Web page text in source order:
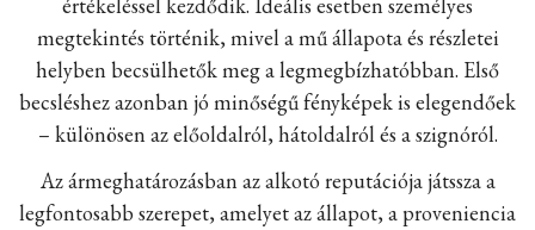
megtekintés történik, mivel a mű állapota és részletei
helyben becsülhetők meg a legmegbízhatóbban. Első
becsléshez azonban jó minőségű fényképek is elegendőek
– különösen az előoldalról, hátoldalról és a szignóról.
Az ármeghatározásban az alkotó reputációja játssza a
legfontosabb szerepet, amelyet az állapot, a proveniencia